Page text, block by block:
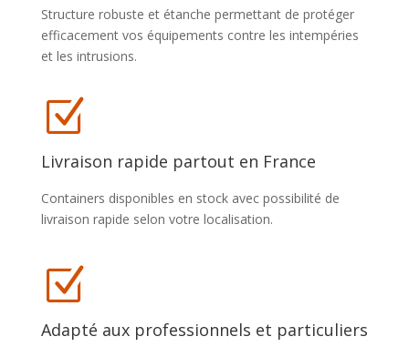
Structure robuste et étanche permettant de protéger
efficacement vos équipements contre les intempéries
et les intrusions.
Z
Livraison rapide partout en France
Containers disponibles en stock avec possibilité de
livraison rapide selon votre localisation.
Z
Adapté aux professionnels et particuliers